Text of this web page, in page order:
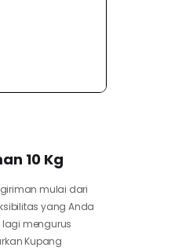
10 Kg
mulai dari
yang Anda
lagi mengurus
Kupang